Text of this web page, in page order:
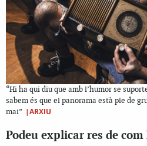
“Hi ha qui diu que amb l’humor se
sabem és que el panorama està ple de
mai” |ARXIU
Podeu explicar res de